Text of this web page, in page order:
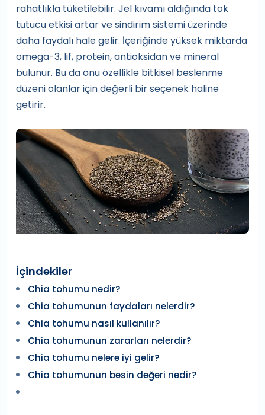
rahatlıkla tüketilebilir. Jel kıvamı aldığında tok
tutucu etkisi artar ve sindirim sistemi üzerinde
daha faydalı hale gelir. İçeriğinde yüksek miktarda
omega-3, lif, protein, antioksidan ve mineral
bulunur. Bu da onu özellikle bitkisel beslenme
düzeni olanlar için değerli bir seçenek haline
getirir.
İçindekiler
Chia tohumu nedir?
Chia tohumunun faydaları nelerdir?
Chia tohumu nasıl kullanılır?
Chia tohumunun zararları nelerdir?
Chia tohumu nelere iyi gelir?
Chia tohumunun besin değeri nedir?